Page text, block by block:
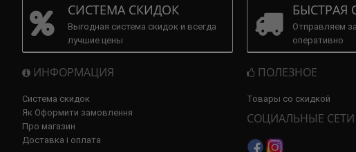
СИСТЕМА СКИДОК
Выгодная система скидок и всегда
лучшие цены
БЫСТРАЯ
Отправляем
оперативно
ИНФОРМАЦИЯ
Система скидок
Як Оформити замовлення
Про магазин
Доставка і оплата
ПОЛЕЗНОЕ
Товары со скидкой
СОЦИАЛЬНЫЕ СЕТИ